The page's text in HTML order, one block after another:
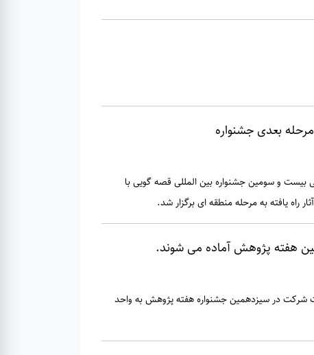
بعدی جشنواره
بیست و سومین جشنواره بین المللی قصه گویی با
راه یافته به مرحله منطقه ای برگزار شد.
هفته پژوهش آماده می شوند.
شرکت در سیزدهمین جشنواره هفته پژوهش به واحد